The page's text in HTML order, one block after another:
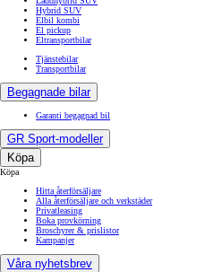
Hybrid SUV
Elbil kombi
El pickup
Eltransportbilar
Tjänstebilar
Transportbilar
Begagnade bilar
Garanti begagnad bil
GR Sport-modeller
Köpa
Köpa
Hitta återförsäljare
Alla återförsäljare och verkstäder
Privatleasing
Boka provkörning
Broschyrer & prislistor
Kampanjer
Våra nyhetsbrev